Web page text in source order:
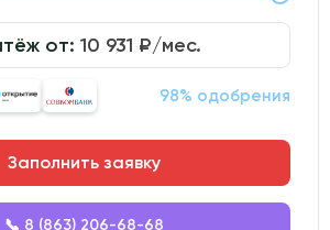
от: 10 931 ₽/мес.
98% одобрения
Заполнить заявку
📞 8 (863) 206-68-68